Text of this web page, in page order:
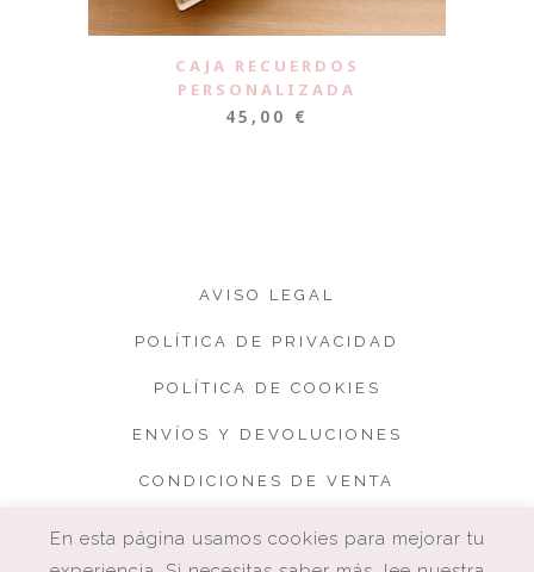
CAJA RECUERDOS
PERSONALIZADA
45,00 €
AVISO LEGAL
POLÍTICA DE PRIVACIDAD
POLÍTICA DE COOKIES
ENVÍOS Y DEVOLUCIONES
CONDICIONES DE VENTA
En esta página usamos cookies para mejorar tu